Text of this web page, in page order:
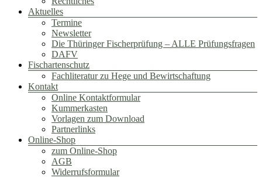
Aktuelles
Termine
Newsletter
Die Thüringer Fischerprüfung – ALLE Prüfungsfragen
DAFV
Fischartenschutz
Fachliteratur zu Hege und Bewirtschaftung
Kontakt
Online Kontaktformular
Kummerkasten
Vorlagen zum Download
Partnerlinks
Online-Shop
zum Online-Shop
AGB
Widerrufsformular